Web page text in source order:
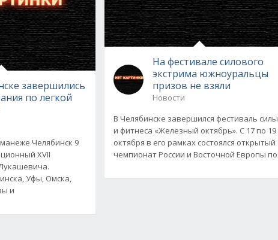
завершились
по легкой
Челябинск 9
XVII
Уфы, Омска,
и
На фестивале силового
экстрима южноуральцы
призов не взяли
Новости
В Челябинске завершился фестиваль силы
и фитнеса «Железный октябрь». С 17 по 19
октября в его рамках состоялся открытый
чемпионат России и Восточной Европы по